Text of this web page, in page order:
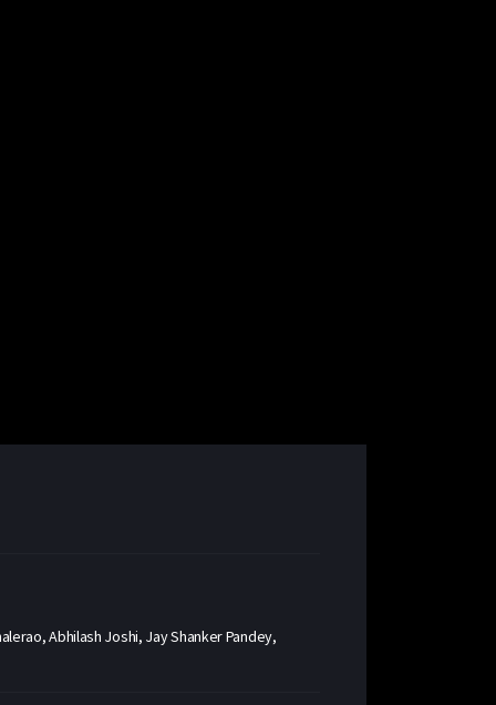
Abhilash Joshi, Jay Shanker Pandey,